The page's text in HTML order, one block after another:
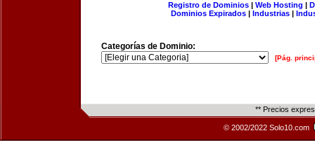
Registro de Dominios| Web Hosting |
Dominios Expirados | Industrias |
Categorías de Dominio:
[Pág.
** Precios
© 2002/2022 Solo10.com